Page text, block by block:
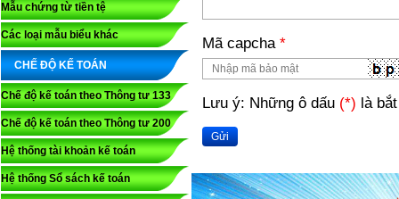
Mẫu chứng từ tiền tệ
Các loại mẫu biểu khác
CHẾ ĐỘ KẾ TOÁN
Chế độ kế toán theo Thông tư 133
Chế độ kế toán theo Thông tư 200
Hệ thống tài khoản kế toán
Hệ thống Sổ sách kế toán
Mã capcha *
Lưu ý: Những ô dấu (*) là
Gửi